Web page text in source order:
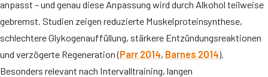
anpasst – und genau diese Anpassung wird durch Alkohol teilweise
gebremst. Studien zeigen reduzierte Muskelproteinsynthese,
schlechtere Glykogenauffüllung, stärkere Entzündungsreaktionen
und verzögerte Regeneration (Parr 2014, Barnes 2014).
Besonders relevant nach Intervalltraining, langen